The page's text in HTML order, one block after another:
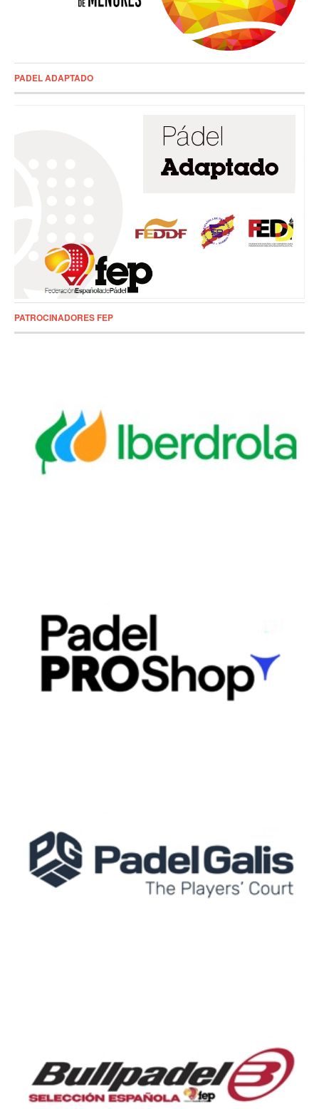
PADEL ADAPTADO
PATROCINADORES FEP